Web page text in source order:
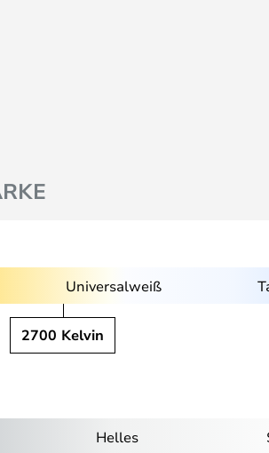
Universalweiß
2700 Kelvin
Helles